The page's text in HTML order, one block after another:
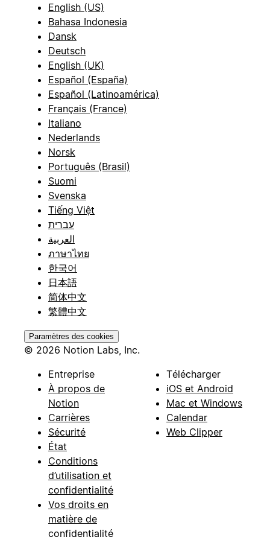
English (US)
Bahasa Indonesia
Dansk
Deutsch
English (UK)
Español (España)
Español (Latinoamérica)
Français (France)
Italiano
Nederlands
Norsk
Português (Brasil)
Suomi
Svenska
Tiếng Việt
עברית
العربية
ภาษาไทย
한국어
日本語
简体中文
繁體中文
Paramètres des cookies
© 2026 Notion Labs, Inc.
Entreprise
À propos de
Notion
Carrières
Sécurité
État
Conditions
d’utilisation et
confidentialité
Vos droits en
matière de
confidentialité
Télécharger
iOS et Android
Mac et Windows
Calendar
Web Clipper